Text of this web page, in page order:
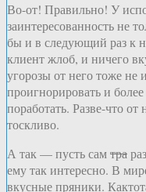
Во-от! Правильно! У
заинтересованность не
бы и в следующий раз к
клиент жлоб, и ничего
угорозы от него тоже не
проигнорировать и
поработать. Разве-что от
тоскливо.
А так — пусть самтра
ему так интересно. В
вкусные пряники.